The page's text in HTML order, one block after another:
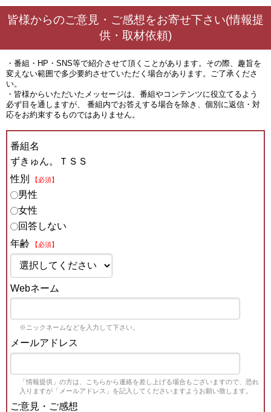
皆様からのご意見・ご感想をお寄せ下さい(情報提
供・取材依頼)
・番組・HP・SNS等で紹介させて頂くことがあります。その際、趣旨を
変えない範囲で多少要約させていただく場合があります。ご了承くださ
い。
・皆様からいただいたメッセージは、番組やコンテンツに役立てるよう
必ず目を通しますが、 番組内でお答えする場合を除き、個別に返信・対
応をお約束するものではありません。
番組名
ずきゅん。ＴＳＳ
性別
【必須】
男性
女性
回答しない
年齢
【必須】
Webネーム
※ニックネームなどを入力して下さい。
メールアドレス
「情報提供」の方は、こちらから連絡を差し上げる場合もございますので、恐れ
入りますが「メールアドレス」を記入してくださいますようお願い致します。
ご意見・ご感想